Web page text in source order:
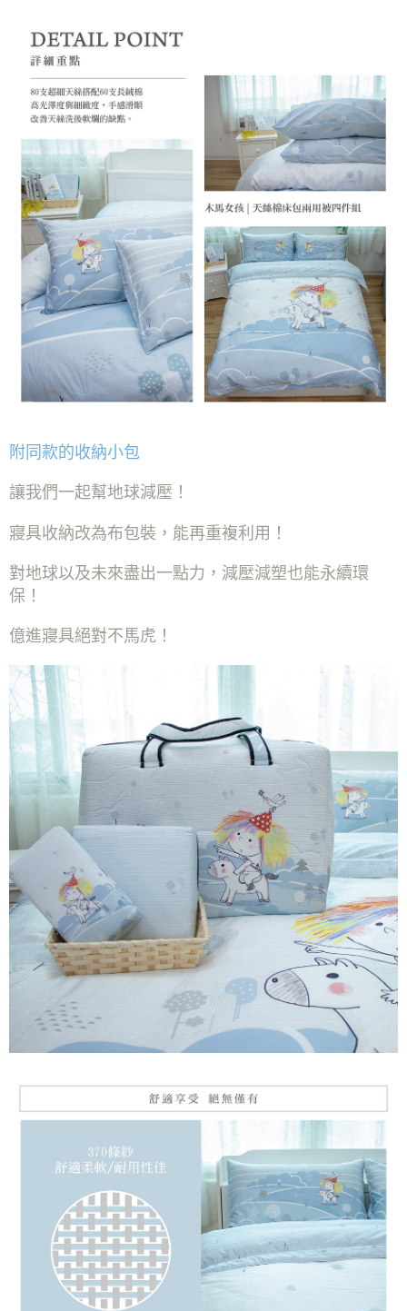
附同款的收納小包
讓我們一起幫地球減壓！
寢具收納改為布包裝，能再重複利用！
對地球以及未來盡出一點力，減壓減塑也能永續環
保！
億進寢具絕對不馬虎！